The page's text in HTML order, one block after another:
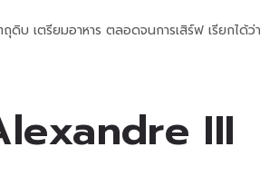
เตรียมอาหาร ตลอดจนการเสิร์ฟ เรียกได้ว่
III